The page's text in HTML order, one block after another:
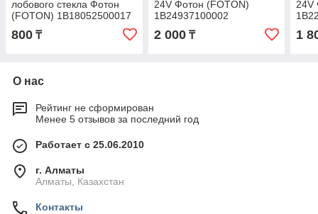
лобового стекла Фотон
(FOTON) 1B18052500017
800 ₸
24V Фотон (FOTON)
1B24937100002
2 000₸
24V
1
О нас
Рейтинг не сформирован
Менее 5 отзывов за последний год
Работает с 25.06.2010
г. Алматы
Алматы, Казахстан
Контакты